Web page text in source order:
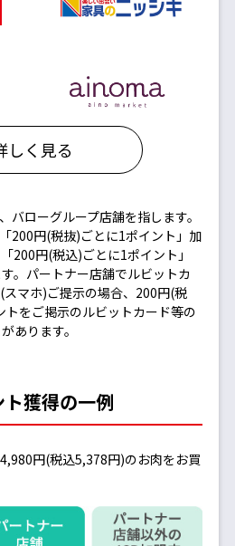
しく見る
ローグループ店舗を指します。
200円(税抜)ごとに1ポイント」加
200円(税込)ごとに1ポイント」
。パートナー店舗でルビットカ
マホ)ご提示の場合、200円(税
をご掲示のルビットカード等の
あります。
ト獲得の一例
円(税込5,378円)のお肉をお買